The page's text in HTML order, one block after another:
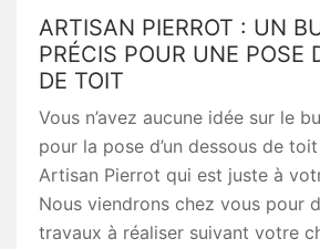
ARTISAN PIERROT : UN
PRÉCIS POUR UNE POSE
DE TOIT
Vous n’avez aucune idée sur le
pour la pose d’un dessous de
Artisan Pierrot qui est juste à
Nous viendrons chez vous pour
travaux à réaliser suivant votre